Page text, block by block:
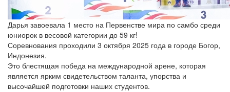
Дарья завоевала 1 место на Первенстве мира по самбо среди
юниорок в весовой категории до 59 кг!
Соревнования проходили 3 октября 2025 года в городе Богор,
Индонезия.
Это блестящая победа на международной арене, которая
является ярким свидетельством таланта, упорства и
высочайшей подготовки наших студентов.